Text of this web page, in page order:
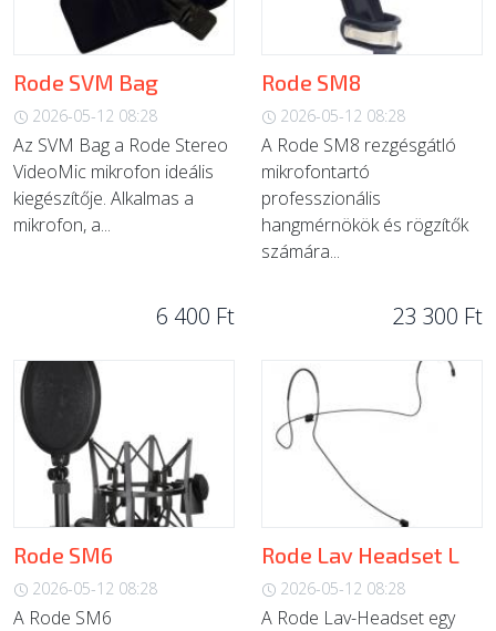
Rode SVM Bag
2026-05-12 08:28
Az SVM Bag a Rode Stereo
VideoMic mikrofon ideális
kiegészítője. Alkalmas a
mikrofon, a...
6 400 Ft
Rode SM8
2026-05-12 08:28
A Rode SM8 rezgésgátló
mikrofontartó
professzionális
hangmérnökök és rögzítők
számára...
23 300 Ft
Rode SM6
2026-05-12 08:28
A Rode SM6
Rode Lav Headset L
2026-05-12 08:28
A Rode Lav-Headset egy